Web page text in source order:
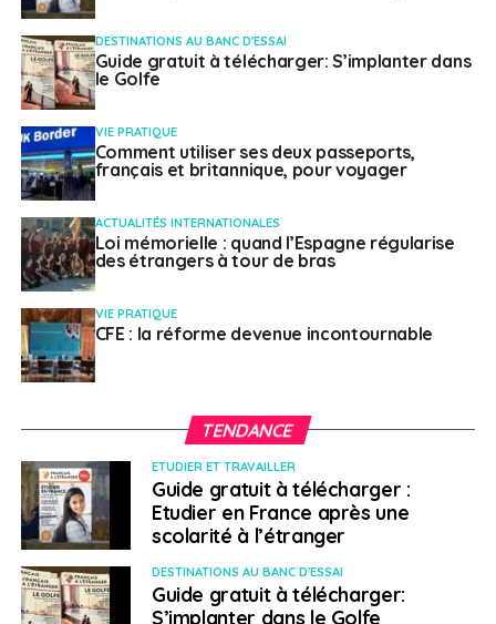
DESTINATIONS AU BANC D'ESSAI
Guide gratuit à télécharger: S’implanter dans
le Golfe
VIE PRATIQUE
Comment utiliser ses deux passeports,
français et britannique, pour voyager
ACTUALITÉS INTERNATIONALES
Loi mémorielle : quand l’Espagne régularise
des étrangers à tour de bras
VIE PRATIQUE
CFE : la réforme devenue incontournable
TENDANCE
ETUDIER ET TRAVAILLER
Guide gratuit à télécharger :
Etudier en France après une
scolarité à l’étranger
DESTINATIONS AU BANC D'ESSAI
Guide gratuit à télécharger:
S’implanter dans le Golfe